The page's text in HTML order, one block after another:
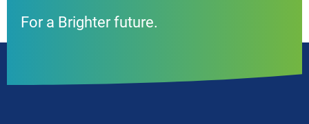
For a Brighter future.